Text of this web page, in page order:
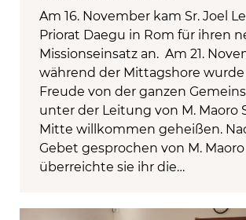
Am 16. November kam Sr. Joel
Priorat Daegu in Rom für ihren
Missionseinsatz an. Am 21.
während der Mittagshore
Freude von der ganzen
unter der Leitung von M. Maoro
Mitte willkommen geheißen.
Gebet gesprochen von M. Maoro
überreichte sie ihr die…